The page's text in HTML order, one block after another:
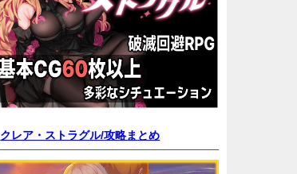
クレア・ストラグル/攻略まとめ